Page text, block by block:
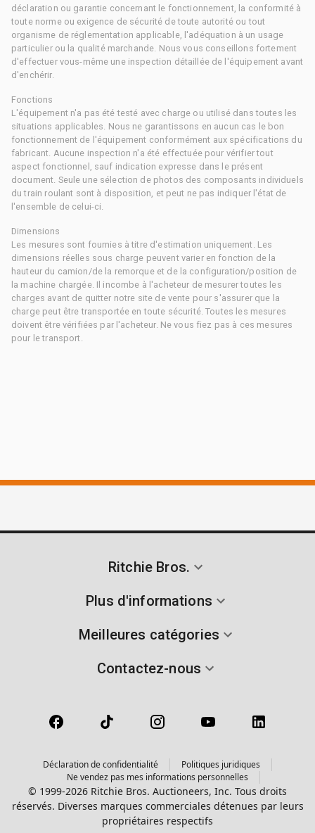
déclaration ou garantie concernant le fonctionnement, la conformité à
toute norme ou exigence de sécurité de toute autorité ou tout
organisme de réglementation applicable, l'adéquation à un usage
particulier ou la qualité marchande. Nous vous conseillons fortement
d'effectuer vous-même une inspection détaillée de l'équipement avant
d'enchérir.
Fonctions
L'équipement n'a pas été testé avec charge ou utilisé dans toutes les
situations applicables. Nous ne garantissons en aucun cas le bon
fonctionnement de l'équipement conformément aux spécifications du
fabricant. Aucune inspection n'a été effectuée pour vérifier tout
aspect fonctionnel, sauf indication expresse dans le présent
document. Seule une sélection de photos des composants individuels
du train roulant sont à disposition, et peut ne pas indiquer l'état de
l'ensemble de celui-ci.
Dimensions
Les mesures sont fournies à titre d'estimation uniquement. Les
dimensions réelles sous charge peuvent varier en fonction de la
hauteur du camion/de la remorque et de la configuration/position de
la machine chargée. Il incombe à l'acheteur de mesurer toutes les
charges avant de quitter notre site de vente pour s'assurer que la
charge peut être transportée en toute sécurité. Toutes les mesures
doivent être vérifiées par l'acheteur. Ne vous fiez pas à ces mesures
pour le transport.
Ritchie Bros.
Plus d'informations
Meilleures catégories
Contactez-nous
Déclaration de confidentialité
Politiques juridiques
Ne vendez pas mes informations personnelles
© 1999-2026 Ritchie Bros. Auctioneers, Inc. Tous droits
réservés. Diverses marques commerciales détenues par leurs
propriétaires respectifs